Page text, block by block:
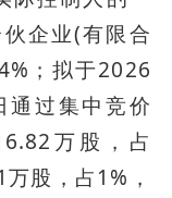
企业(有限合
；拟于2026
过集中竞价
万股，占
股，占1%，